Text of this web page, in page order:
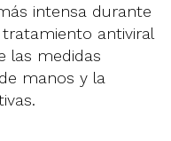
intensa durante
antiviral
las medidas
manos y la